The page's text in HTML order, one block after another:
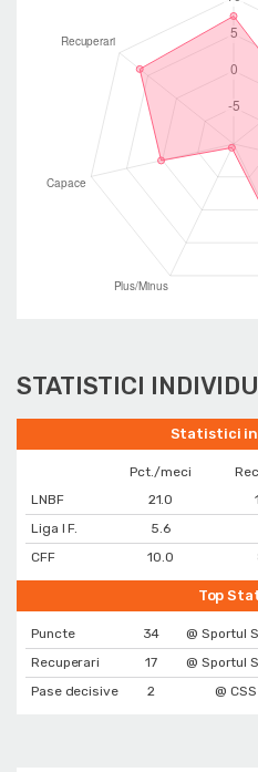
STATISTICI
Statistici
Pct./meci
LNBF
21.0
Liga I F.
5.6
CFF
10.0
Top
Puncte 34 @ Sportul
Recuperari
17 @ Sportul
Pase decisive
2 @